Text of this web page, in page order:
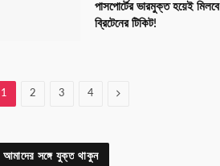
পাসপোর্টের ভারমুক্ত হয়েই মিলবে
ব্রিটেনের টিকিট!
1 2 3 4 Next
আমাদের সঙ্গে যুক্ত থাকুন